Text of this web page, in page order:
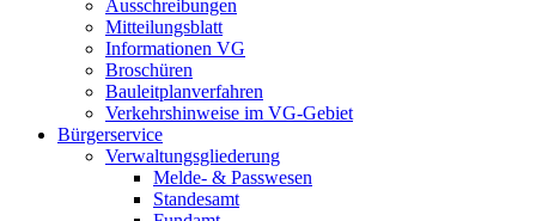
Ausschreibungen
Mitteilungsblatt
Informationen VG
Broschüren
Bauleitplanverfahren
Verkehrshinweise im VG-Gebiet
Bürgerservice
Verwaltungsgliederung
Melde- & Passwesen
Standesamt